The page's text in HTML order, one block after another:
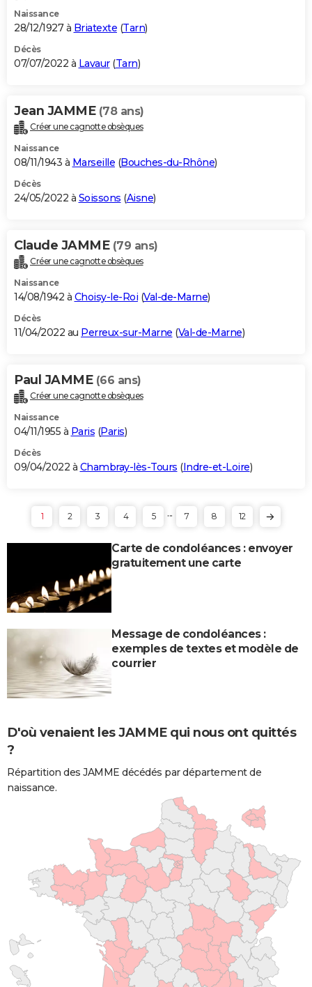
Naissance
28/12/1927 à Briatexte (Tarn)
Décès
07/07/2022 à Lavaur(Tarn)
Jean JAMME (78 ans)
Créer une cagnotte obsèques
Naissance
08/11/1943 à Marseille (Bouches-du-Rhône)
Décès
24/05/2022 à Soissons (Aisne)
Claude JAMME (79 ans)
Créer une cagnotte obsèques
Naissance
14/08/1942 à Choisy-le-Roi (Val-de-Marne)
Décès
11/04/2022 au Perreux-sur-Marne (Val-de-Marne)
Paul JAMME (66 ans)
Créer une cagnotte obsèques
Naissance
04/11/1955 à Paris (Paris)
Décès
09/04/2022 à Chambray-lès-Tours (Indre-et-Loire)
1 2 3 4 5 ... 7 8 12
Carte de condoléances : envoyer
gratuitement une carte
Message de condoléances :
exemples de textes et modèle de
courrier
D'où venaient les JAMME qui nous ont quittés
?
Répartition des JAMME décédés par département de
naissance.